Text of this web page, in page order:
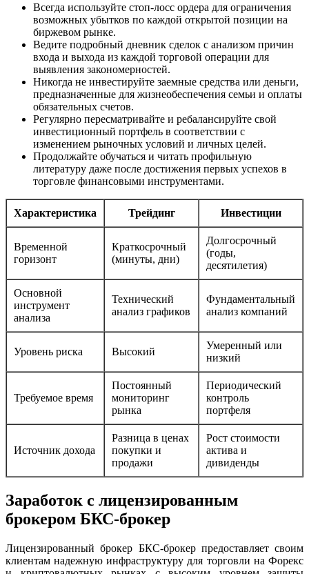
Всегда используйте стоп-лосс ордера для ограничения
возможных убытков по каждой открытой позиции на
биржевом рынке.
Ведите подробный дневник сделок с анализом причин
входа и выхода из каждой торговой операции для
выявления закономерностей.
Никогда не инвестируйте заемные средства или деньги,
предназначенные для жизнеобеспечения семьи и оплаты
обязательных счетов.
Регулярно пересматривайте и ребалансируйте свой
инвестиционный портфель в соответствии с
изменением рыночных условий и личных целей.
Продолжайте обучаться и читать профильную
литературу даже после достижения первых успехов в
торговле финансовыми инструментами.
Характеристика Трейдинг Инвестиции
Временной
горизонт
Краткосрочный
(минуты, дни)
Долгосрочный
(годы,
десятилетия)
Основной
инструмент
анализа
Технический
анализ графиков
Фундаментальный
анализ компаний
Уровень риска Высокий
Умеренный или
низкий
Требуемое время
Постоянный
мониторинг
рынка
Периодический
контроль
портфеля
Источник дохода
Разница в ценах
покупки и
продажи
Рост стоимости
актива и
дивиденды
Заработок с лицензированным
брокером БКС-брокер
Лицензированный брокер БКС-брокер предоставляет своим
клиентам надежную инфраструктуру для торговли на Форекс